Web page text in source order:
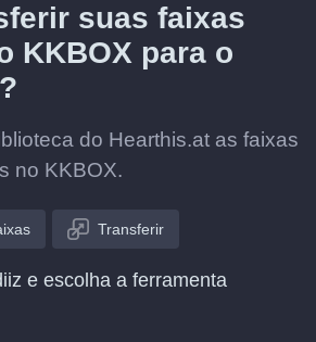
suas faixas
KKBOX para o
do Hearthis.at as faixas
no KKBOX.
Transferir
e escolha a ferramenta